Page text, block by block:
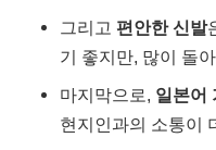
그리고 편안한 신발
기 좋지만, 많이 돌
마지막으로, 일본어
현지인과의 소통이